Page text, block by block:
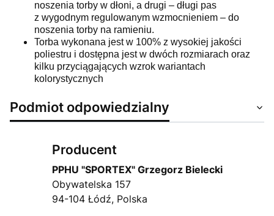
noszenia torby w dłoni, a drugi – długi pas
z wygodnym regulowanym wzmocnieniem – do
noszenia torby na ramieniu.
Torba wykonana jest w 100% z wysokiej jakości
poliestru i dostępna jest w dwóch rozmiarach oraz
kilku przyciągających wzrok wariantach
kolorystycznych
Podmiot odpowiedzialny
Producent
PPHU "SPORTEX" Grzegorz Bielecki
Obywatelska 157
94-104 Łódź, Polska